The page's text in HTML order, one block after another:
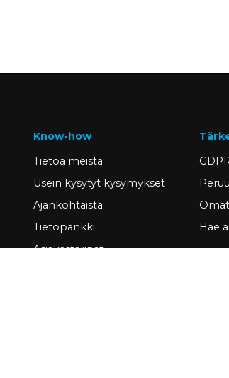
Know-how
Tietoa meistä
Usein kysytyt kysymykset
Ajankohtaista
Tietopankki
Asiakastarinat
Hae